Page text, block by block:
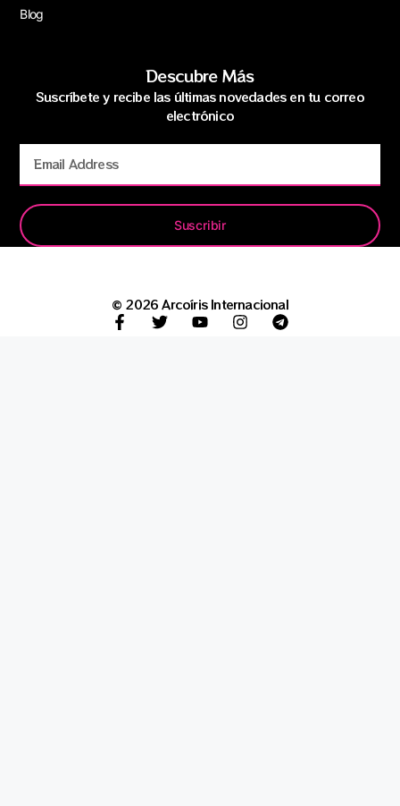
Blog
Descubre Más
Suscríbete y recibe las últimas novedades en tu correo
electrónico
Suscribir
© 2026 Arcoíris Internacional